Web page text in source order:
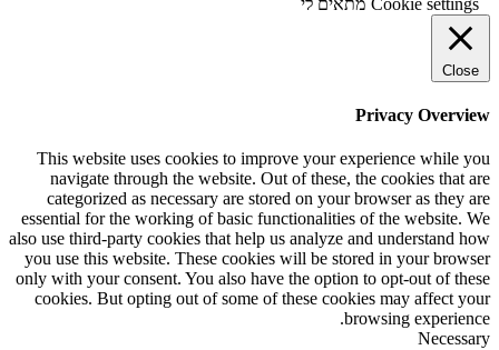
Close
Privacy Overview
This website uses cookies to improve your experience while you
navigate through the website. Out of these, the cookies that are
categorized as necessary are stored on your browser as they are
essential for the working of basic functionalities of the website. We
also use third-party cookies that help us analyze and understand how
you use this website. These cookies will be stored in your browser
only with your consent. You also have the option to opt-out of these
cookies. But opting out of some of these cookies may affect your
browsing experience.
Necessary